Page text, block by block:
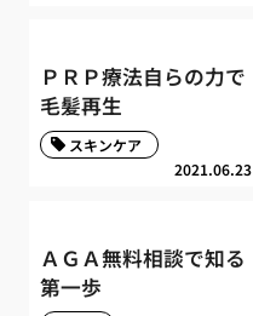
ＰＲＰ療法自らの力で
毛髪再生
2021.06.23
スキンケア
ＡＧＡ無料相談で知る
第一歩